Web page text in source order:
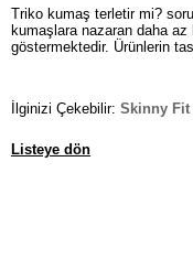
Triko kumaş terletir mi?
kumaşlara nazaran daha
göstermektedir. Ürünlerin
İlginizi Çekebilir: Skinny Fit
Listeye dön